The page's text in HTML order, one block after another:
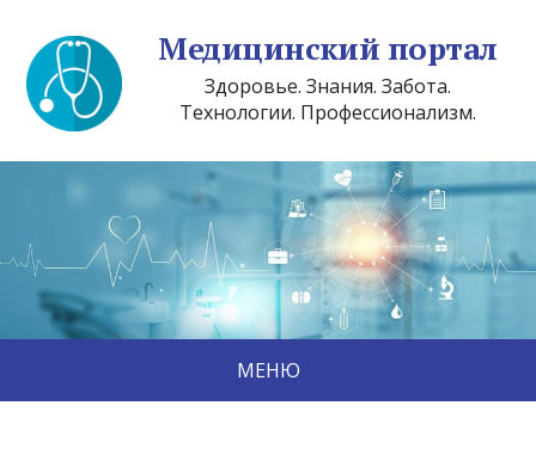
Медицинский портал
Здоровье. Знания. Забота.
Технологии. Профессионализм.
МЕНЮ